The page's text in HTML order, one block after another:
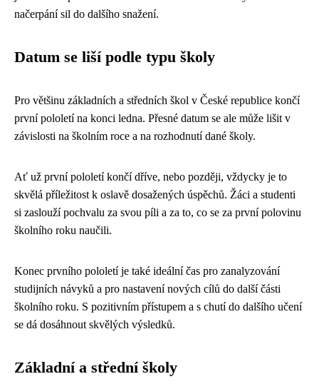
načerpání sil do dalšího snažení.
Datum se liší podle typu školy
Pro většinu základních a středních škol v České republice končí
první pololetí na konci ledna. Přesné datum se ale může lišit v
závislosti na školním roce a na rozhodnutí dané školy.
Ať už první pololetí končí dříve, nebo později, vždycky je to
skvělá příležitost k oslavě dosažených úspěchů. Žáci a studenti
si zaslouží pochvalu za svou píli a za to, co se za první polovinu
školního roku naučili.
Konec prvního pololetí je také ideální čas pro zanalyzování
studijních návyků a pro nastavení nových cílů do další části
školního roku. S pozitivním přístupem a s chutí do dalšího učení
se dá dosáhnout skvělých výsledků.
Základní a střední školy